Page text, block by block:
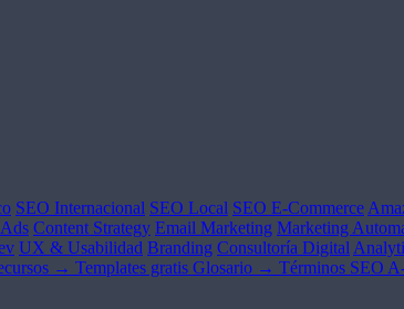
SEO Internacional SEO Local SEO E-Commerce
Content Strategy Email Marketing Marketing
UX & Usabilidad Branding Consultoría Digital
→ Templates gratis Glosario → Términos SEO